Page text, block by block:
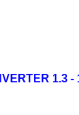
1.3 -